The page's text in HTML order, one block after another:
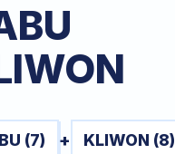
(7) + KLIWON (8)